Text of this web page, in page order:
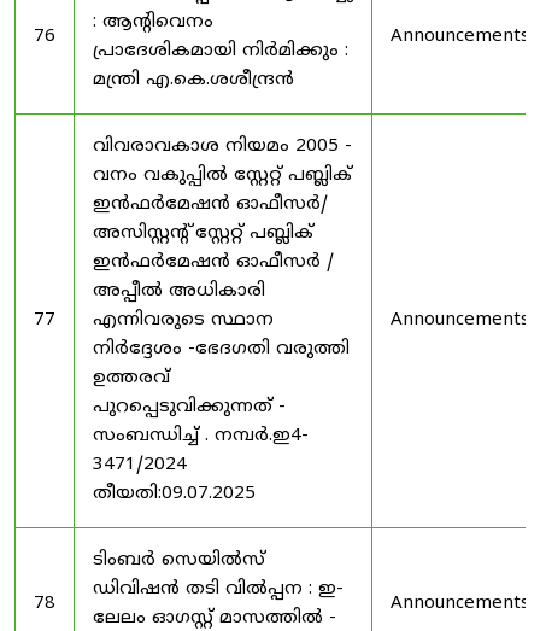
76
: ആന്റിവെനം
പ്രാദേശികമായി നിർമിക്കും :
മന്ത്രി എ.കെ.ശശീന്ദ്രൻ
Announcements
77
വിവരാവകാശ നിയമം 2005 -
വനം വകുപ്പിൽ സ്റ്റേറ്റ് പബ്ലിക്
ഇൻഫർമേഷൻ ഓഫീസർ/
അസിസ്റ്റന്റ് സ്റ്റേറ്റ് പബ്ലിക്
ഇൻഫർമേഷൻ ഓഫീസർ /
അപ്പീൽ അധികാരി
എന്നിവരുടെ സ്ഥാന
നിർദ്ദേശം -ഭേദഗതി വരുത്തി
ഉത്തരവ്
പുറപ്പെടുവിക്കുന്നത് -
സംബന്ധിച്ച് . നമ്പർ.ഇ4-
3471/2024
തീയതി:09.07.2025
Announcements
78
ടിംബർ സെയിൽസ്
ഡിവിഷൻ തടി വിൽപ്പന : ഇ-
ലേലം ഓഗസ്റ്റ് മാസത്തിൽ -
Announcements